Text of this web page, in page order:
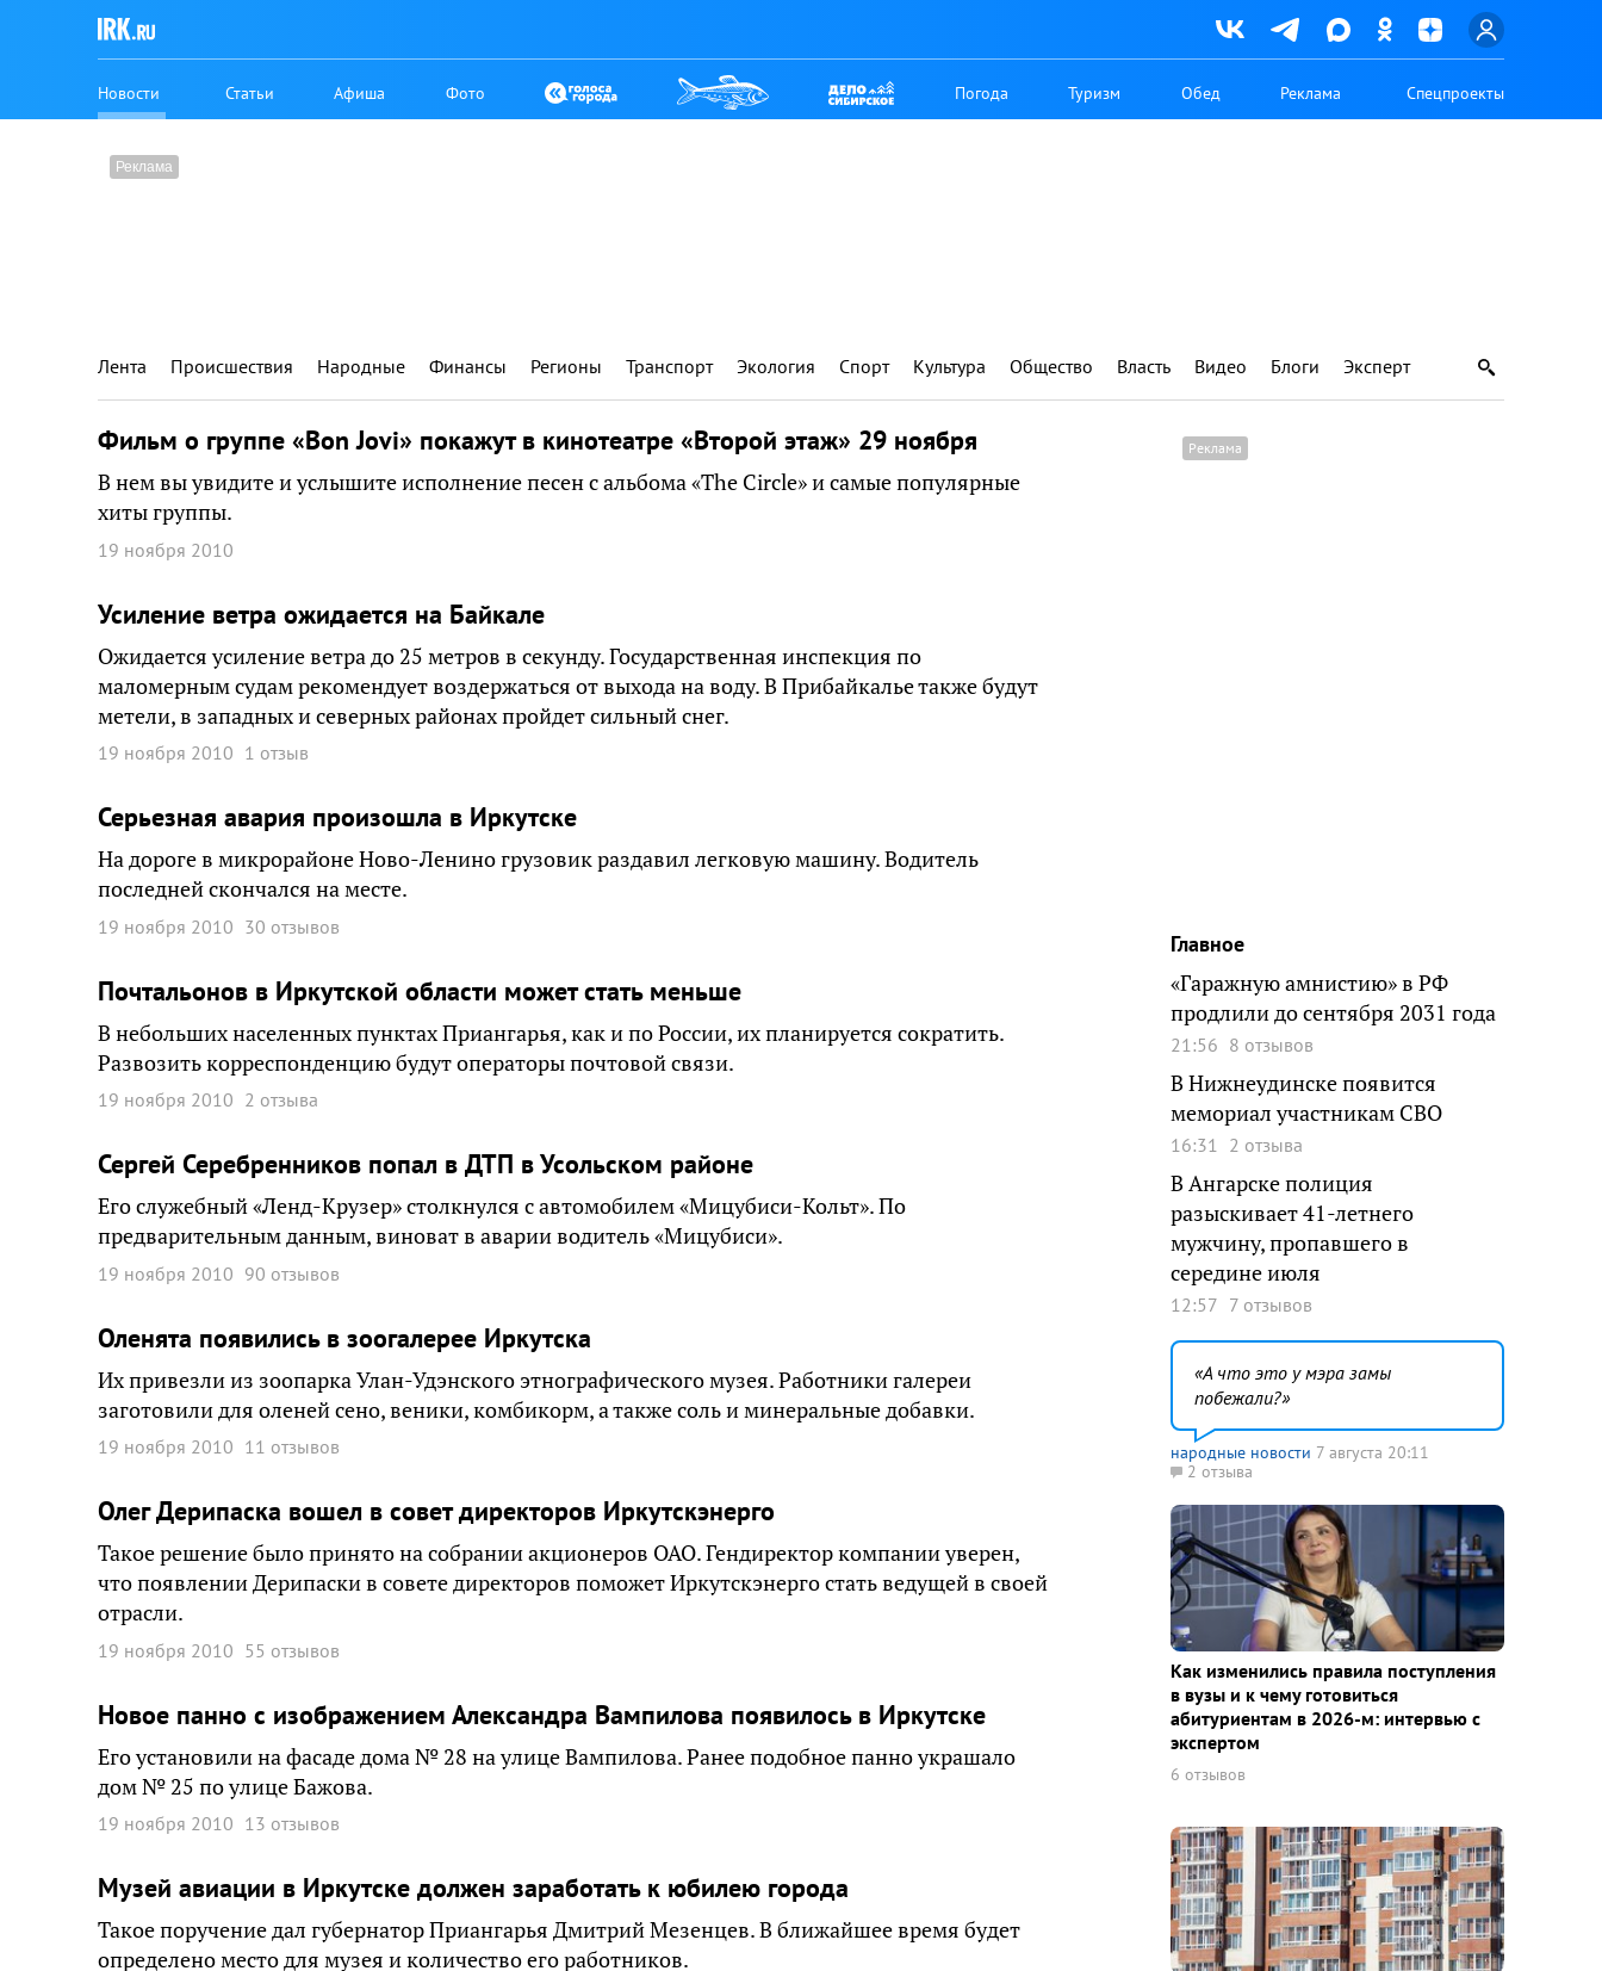
Новости Статьи Афиша Фото Погода Туризм Обед Реклама Спецпроекты
Лента Происшествия Народные Финансы Регионы Транспорт Экология Спорт Культура Общество Власть Видео Блоги Эксперт
Фильм о группе «Bon Jovi» покажут в кинотеатре «Второй этаж» 29 ноября
В нем вы увидите и услышите исполнение песен с альбома «The Circle» и самые популярные
хиты группы.
19 ноября 2010
Усиление ветра ожидается на Байкале
Ожидается усиление ветра до 25 метров в секунду. Государственная инспекция по
маломерным судам рекомендует воздержаться от выхода на воду. В Прибайкалье также будут
метели, в западных и северных районах пройдет сильный снег.
19 ноября 2010 1 отзыв
Серьезная авария произошла в Иркутске
На дороге в микрорайоне Ново-Ленино грузовик раздавил легковую машину. Водитель
последней скончался на месте.
19 ноября 2010 30 отзывов
Почтальонов в Иркутской области может стать меньше
В небольших населенных пунктах Приангарья, как и по России, их планируется сократить.
Развозить корреспонденцию будут операторы почтовой связи.
19 ноября 2010 2 отзыва
Сергей Серебренников попал в ДТП в Усольском районе
Его служебный «Ленд-Крузер» столкнулся с автомобилем «Мицубиси-Кольт». По
предварительным данным, виноват в аварии водитель «Мицубиси».
19 ноября 2010 90 отзывов
Оленята появились в зоогалерее Иркутска
Их привезли из зоопарка Улан-Удэнского этнографического музея. Работники галереи
заготовили для оленей сено, веники, комбикорм, а также соль и минеральные добавки.
19 ноября 2010 11 отзывов
Олег Дерипаска вошел в совет директоров Иркутскэнерго
Такое решение было принято на собрании акционеров ОАО. Гендиректор компании уверен,
что появлении Дерипаски в совете директоров поможет Иркутскэнерго стать ведущей в своей
отрасли.
19 ноября 2010 55 отзывов
Новое панно с изображением Александра Вампилова появилось в Иркутске
Его установили на фасаде дома № 28 на улице Вампилова. Ранее подобное панно украшало
дом № 25 по улице Бажова.
19 ноября 2010 13 отзывов
Музей авиации в Иркутске должен заработать к юбилею города
Такое поручение дал губернатор Приангарья Дмитрий Мезенцев. В ближайшее время будет
определено место для музея и количество его работников.
Главное
«Гаражную амнистию» в РФ
продлили до сентября 2031 года
21:56 8 отзывов
В Нижнеудинске появится
мемориал участникам СВО
16:31 2 отзыва
В Ангарске полиция
разыскивает 41-летнего
мужчину, пропавшего в
середине июля
12:57 7 отзывов
А что это у мэра замы
побежали?
народные новости 7 августа 20:11
2 отзыва
Как изменились правила поступления
в вузы и к чему готовиться
абитуриентам в 2026-м: интервью с
экспертом
6 отзывов